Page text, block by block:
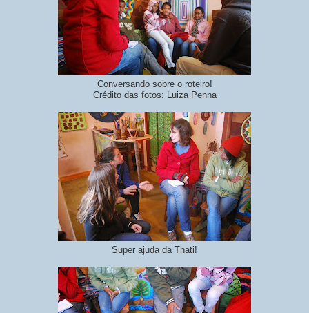
Conversando sobre o roteiro!
Crédito das fotos: Luiza Penna
Super ajuda da Thati!